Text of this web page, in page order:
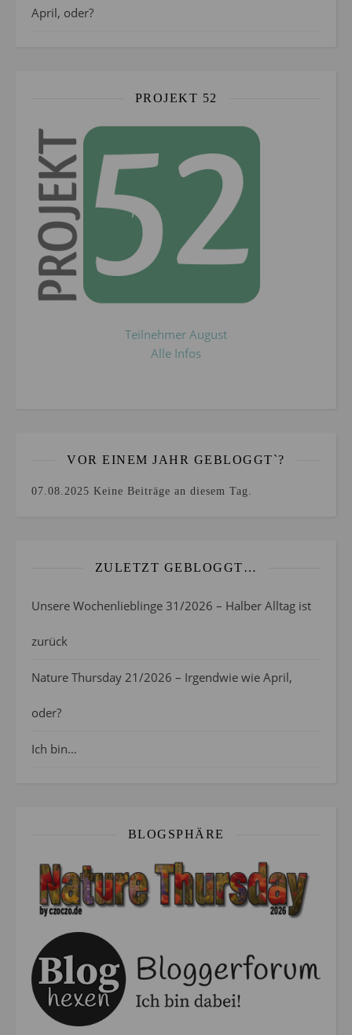
April, oder?
PROJEKT 52
Teilnehmer August
Alle Infos
VOR EINEM JAHR GEBLOGGT`?
07.08.2025 Keine Beiträge an diesem Tag.
ZULETZT GEBLOGGT…
Unsere Wochenlieblinge 31/2026 – Halber Alltag ist
zurück
Nature Thursday 21/2026 – Irgendwie wie April,
oder?
Ich bin…
BLOGSPHÄRE